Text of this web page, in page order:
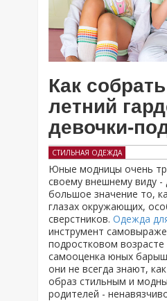
Как
летний
девочки-
СТИЛЬНАЯ ОДЕЖДА
Юные модницы очень
своему внешнему виду -
большое значение то,
глазах окружающих,
сверстников. Одежда
инструмент
подростковом
самооценка юных
они не всегда знают,
образ стильным и
родителей -